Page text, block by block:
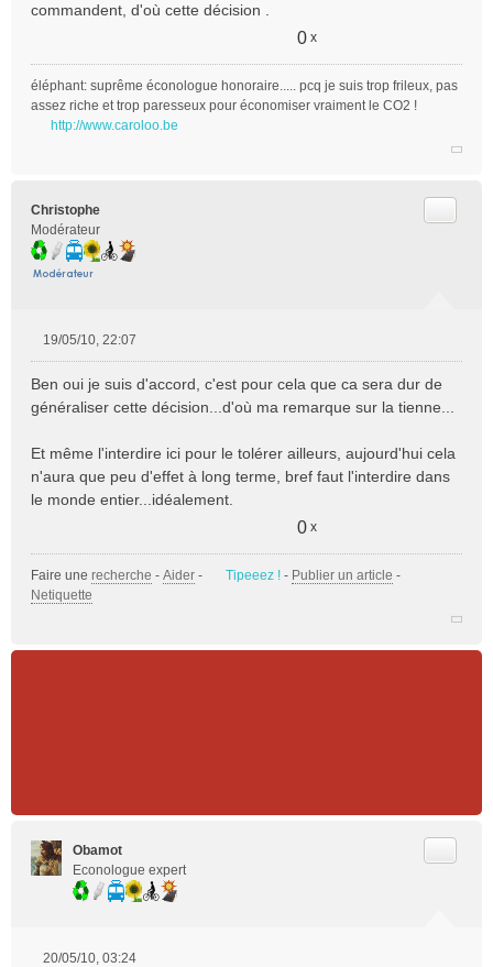
s
e
n
commandent, d'où cette décision .
0 x
éléphant: suprême éconologue honoraire..... pcq je suis trop frileux, pas
assez riche et trop paresseux pour économiser vraiment le CO2 !
http://www.caroloo.be
Christophe
Modérateur
s
s
g
e
l
u
19/05/10, 22:07
Ben oui je suis d'accord, c'est pour cela que ca sera dur de
généraliser cette décision...d'où ma remarque sur la tienne...
Et même l'interdire ici pour le tolérer ailleurs, aujourd'hui cela
n'aura que peu d'effet à long terme, bref faut l'interdire dans
le monde entier...idéalement.
0 x
Faire une recherche - Aider - Tipeeez ! - Publier un article -
Netiquette
Obamot
Econologue expert
20/05/10, 03:24